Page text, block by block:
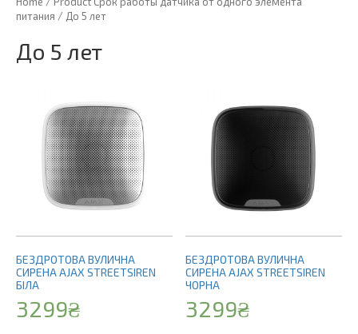
питания / До 5 лет
До 5 лет
БЕЗДРОТОВА ВУЛИЧНА
СИРЕНА AJAX STREETSIREN
БІЛА
3299₴
БЕЗДРОТОВА ВУЛИЧНА
СИРЕНА AJAX STREETSIREN
ЧОРНА
3299₴